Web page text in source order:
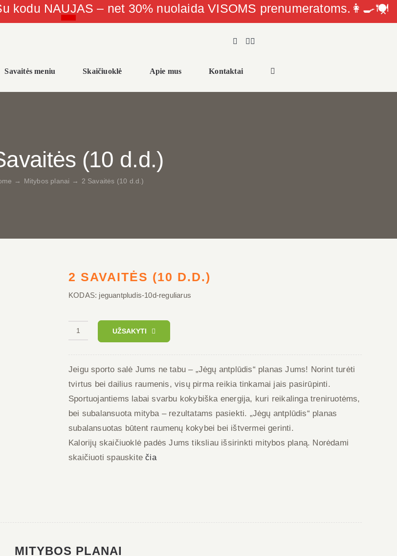
kodu NAUJAS – net 30% nuolaida VISOMS prenumeratoms.👩‍🍳🍽
Savaitės meniu Skaičiuoklė Apie mus Kontaktai
(10 d.d.)
→ Mitybos planai → 2 Savaitės (10 d.d.)
2 SAVAITĖS (10 D.D.)
KODAS: jeguantpludis-10d-reguliarus
produkto
kiekis:
Savaitės
(10
d.d.)
UŽSAKYTI
Jeigu sporto salė Jums ne tabu – „Jėgų antplūdis“ planas Jums! Norint turėti
tvirtus bei dailius raumenis, visų pirma reikia tinkamai jais pasirūpinti.
Sportuojantiems labai svarbu kokybiška energija, kuri reikalinga treniruotėms,
bei subalansuota mityba – rezultatams pasiekti. „Jėgų antplūdis“ planas
subalansuotas būtent raumenų kokybei bei ištvermei gerinti.
Kalorijų skaičiuoklė padės Jums tiksliau išsirinkti mitybos planą. Norėdami
skaičiuoti spauskitečia
MITYBOS PLANAI